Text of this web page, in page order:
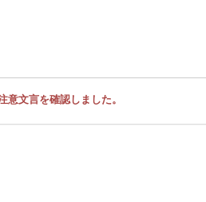
意文言を確認しました。